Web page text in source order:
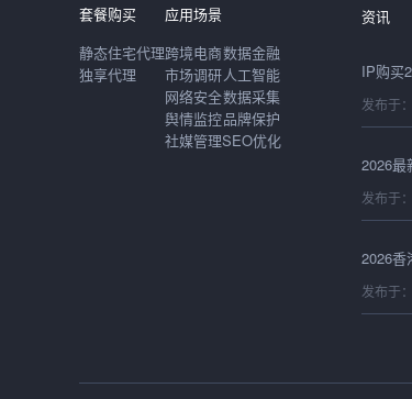
套餐购买
静态住宅代理
独享代理
应用场景
跨境电商
市场调研
网络安全
舆情监控
社媒管理
数据金融
人工智能
数据采集
品牌保护
SEO优化
资讯
发布于
发布于
发布于
发布于
发布于